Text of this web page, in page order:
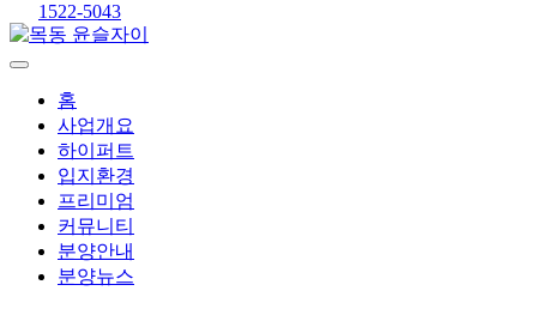
1522-5043
홈
사업개요
하이퍼트
입지환경
프리미엄
커뮤니티
분양안내
분양뉴스